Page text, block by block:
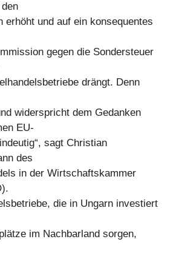
erhöht und auf ein konsequentes
gegen die Sondersteuer
drängt. Denn
widerspricht dem Gedanken
EU-
sagt Christian
des
in der Wirtschaftskammer
die in Ungarn investiert
im Nachbarland sorgen,